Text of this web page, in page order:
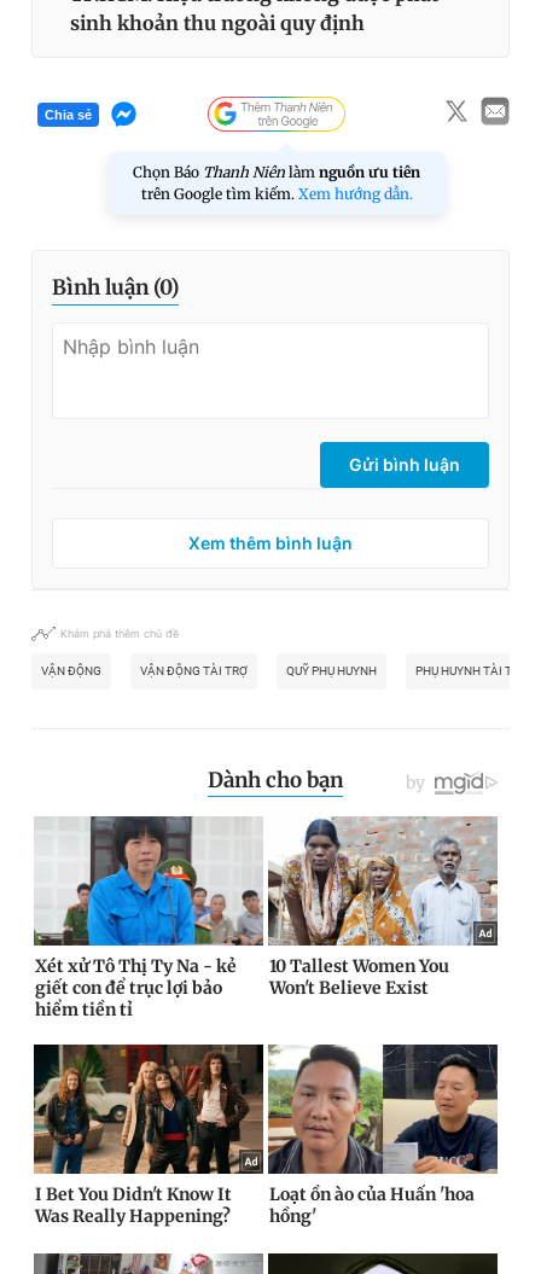
sinh khoản thu ngoài quy định
Chia sẻ
Chọn Báo Thanh Niên làm nguồn ưu tiên
trên Google tìm kiếm. Xem hướng dẫn.
Bình luận (0)
Gửi bình luận
Xem thêm bình luận
Khám phá thêm chủ đề
VẬN ĐỘNG VẬN ĐỘNG TÀI TRỢ QUỸ PHỤ HUYNH PHỤ HUYNH TÀI TRỢ